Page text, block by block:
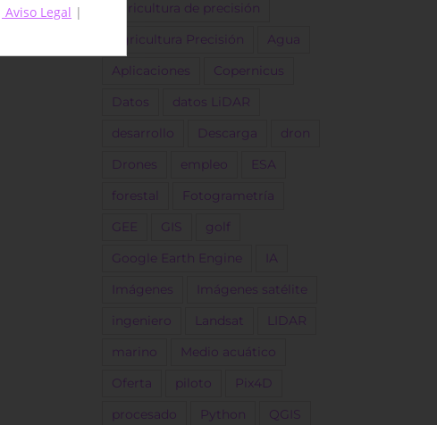
agricultura de precisión
Agricultura Precisión Agua
Aplicaciones Copernicus
Datos datos LiDAR
desarrollo Descarga dron
Drones empleo ESA
forestal Fotogrametría
GEE GIS golf
Google Earth Engine IA
Imágenes Imágenes satélite
ingeniero Landsat LIDAR
marino Medio acuático
Oferta piloto Pix4D
procesado Python QGIS
Aviso Legal |